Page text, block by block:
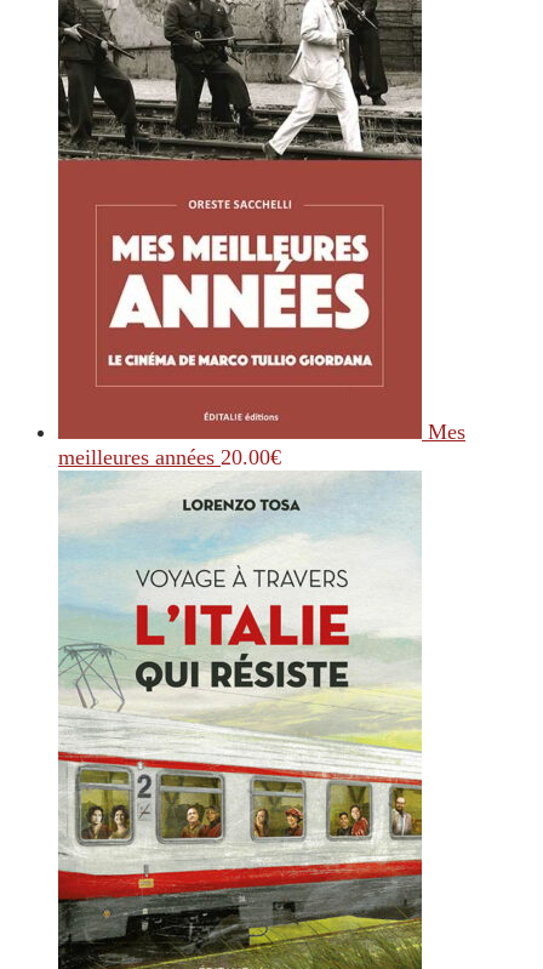
Mes
meilleures années 20.00€